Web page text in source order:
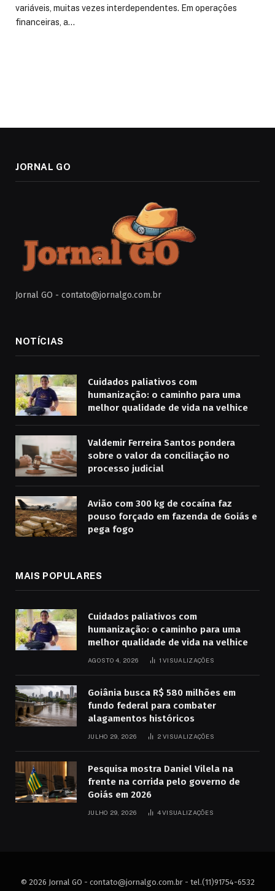
variáveis, muitas vezes interdependentes. Em operações
financeiras, a…
JORNAL GO
Jornal GO - contato@jornalgo.com.br
NOTÍCIAS
Cuidados paliativos com
humanização: o caminho para uma
melhor qualidade de vida na velhice
Valdemir Ferreira Santos pondera
sobre o valor da conciliação no
processo judicial
Avião com 300 kg de cocaína faz
pouso forçado em fazenda de Goiás e
pega fogo
MAIS POPULARES
Cuidados paliativos com
humanização: o caminho para uma
melhor qualidade de vida na velhice
AGOSTO 4, 2026 1VISUALIZAÇÕES
Goiânia busca R$ 580 milhões em
fundo federal para combater
alagamentos históricos
JULHO 29, 2026 2VISUALIZAÇÕES
Pesquisa mostra Daniel Vilela na
frente na corrida pelo governo de
Goiás em 2026
JULHO 29, 2026 4VISUALIZAÇÕES
© 2026 Jornal GO - contato@jornalgo.com.br- tel.(11)91754-6532